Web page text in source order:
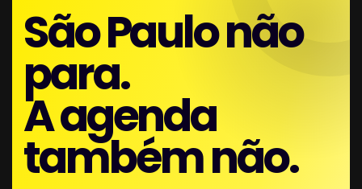
São Paulo não
para.
A agenda
também não.